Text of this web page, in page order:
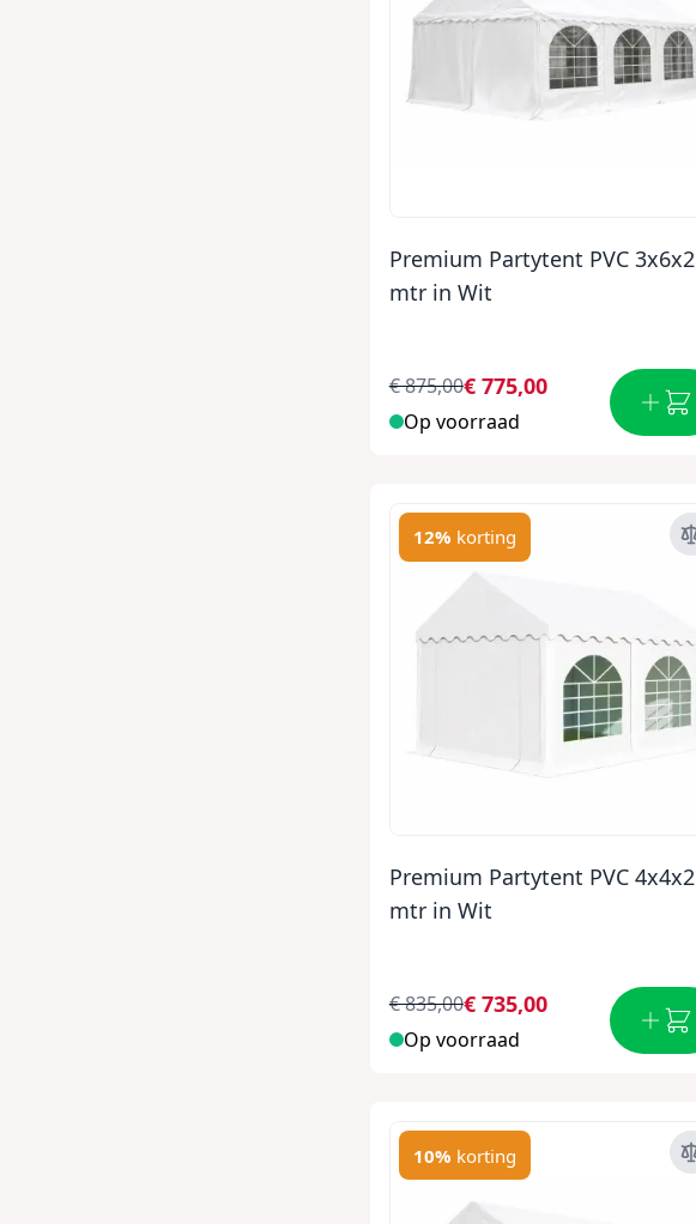
Premium Partytent PVC 3x6x2
mtr in Wit
€ 775,00
€ 875,00
Op voorraad
12% korting
Premium Partytent PVC 4x4x2
mtr in Wit
€ 735,00
€ 835,00
Op voorraad
10% korting